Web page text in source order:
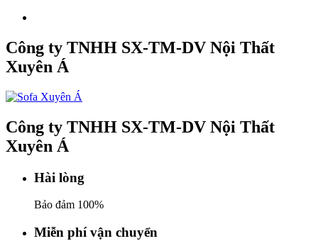
Công ty TNHH SX-TM-DV Nội Thất
Xuyên Á
Công ty TNHH SX-TM-DV Nội Thất
Xuyên Á
Hài lòng
Bảo đảm 100%
Miễn phí vận chuyển